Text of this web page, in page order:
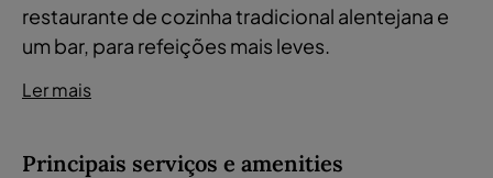
restaurante de cozinha tradicional alentejana e
um bar, para refeições mais leves.
Ler mais
Principais serviços e amenities